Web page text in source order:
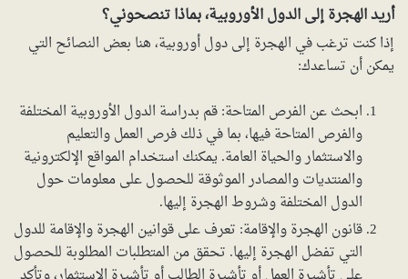
أريد الهجرة إلى الدول الأوروبية، بماذا تنصحوني؟
إذا كنت ترغب في الهجرة إلى دول أوروبية، هنا بعض النصائح التي
يمكن أن تساعدك:
ابحث عن الفرص المتاحة: قم بدراسة الدول الأوروبية المختلفة
والفرص المتاحة فيها، بما في ذلك فرص العمل والتعليم
والاستثمار والحياة العامة. يمكنك استخدام المواقع الإلكترونية
والمنتديات والمصادر الموثوقة للحصول على معلومات حول
الدول المختلفة وشروط الهجرة إليها.
قانون الهجرة والإقامة: تعرف على قوانين الهجرة والإقامة للدول
التي تفضل الهجرة إليها. تحقق من المتطلبات المطلوبة للحصول